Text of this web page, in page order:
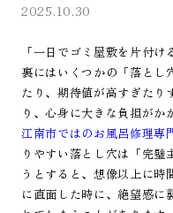
2025.10.30
「一日でゴミ屋敷を片付
裏にはいくつかの「落とし
たり、期待値が高すぎたり
り、心身に大きな負担がか
江南市ではのお風呂修理専
りやすい落とし穴は「完璧
うとすると、想像以上に
に直面した時に、絶望感に